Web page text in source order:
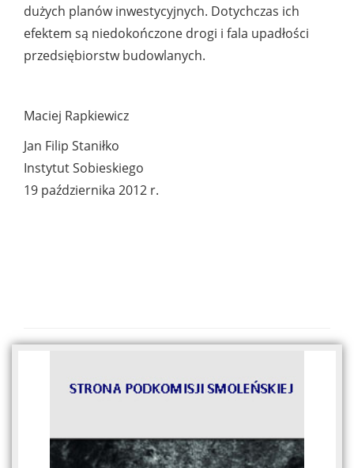
dużych planów inwestycyjnych. Dotychczas ich
efektem są niedokończone drogi i fala upadłości
przedsiębiorstw budowlanych.
Maciej Rapkiewicz
Jan Filip Staniłko
Instytut Sobieskiego
19 października 2012 r.